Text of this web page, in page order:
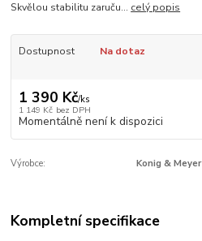
Skvělou stabilitu zaruču... celý popis
Dostupnost Na dotaz
1 390 Kč/ks
1 149 Kč bez DPH
Momentálně není k dispozici
Výrobce: Konig & Meyer
Kompletní specifikace